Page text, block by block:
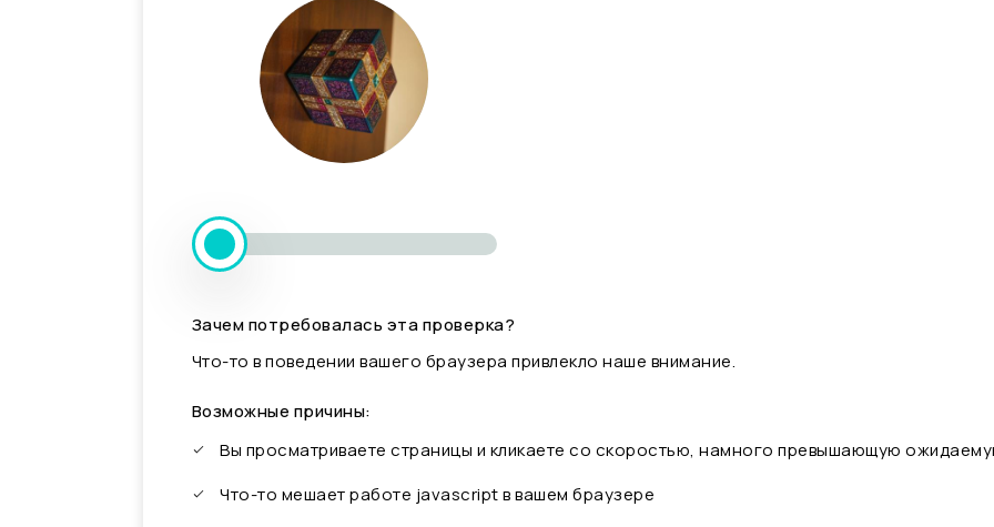
Зачем потребовалась эта проверка?
Что-то в поведении вашего браузера привлекло наше внимание.
Возможные причины:
Вы просматриваете страницы и кликаете со скоростью, намного превышающую
Что-то мешает работе javascript в вашем браузере